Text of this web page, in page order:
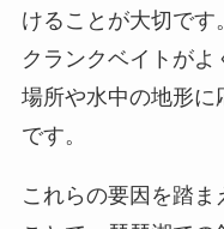
けることが大切で
クランクベイトが
場所や水中の地形に
です。
これらの要因を踏ま